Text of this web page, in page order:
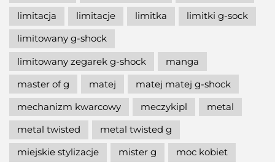
limitacja
limitacje limitka
limitki g-sock
limitowany g-shock
limitowany zegarek g-shock
manga
master of g
matej
matej matej g-shock
mechanizm kwarcowy
meczykipl
metal
metal twisted
metal twisted g
miejskie stylizacje
mister g
moc kobiet